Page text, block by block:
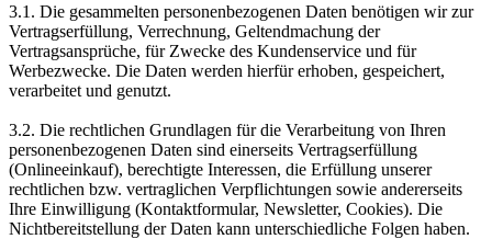
3.1. Die gesammelten personenbezogenen Daten benötigen wir zur
Vertragserfüllung, Verrechnung, Geltendmachung der
Vertragsansprüche, für Zwecke des Kundenservice und für
Werbezwecke. Die Daten werden hierfür erhoben, gespeichert,
verarbeitet und genutzt.
3.2. Die rechtlichen Grundlagen für die Verarbeitung von Ihren
personenbezogenen Daten sind einerseits Vertragserfüllung
(Onlineeinkauf), berechtigte Interessen, die Erfüllung unserer
rechtlichen bzw. vertraglichen Verpflichtungen sowie andererseits
Ihre Einwilligung (Kontaktformular, Newsletter, Cookies). Die
Nichtbereitstellung der Daten kann unterschiedliche Folgen haben.